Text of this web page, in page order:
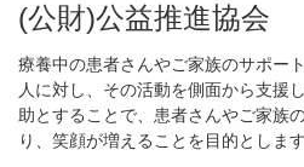
(公財)公益推進協会
療養中の患者さんやご家族のサポー
人に対し、その活動を側面から支援
助とすることで、患者さんやご家族
り、笑顔が増えることを目的とします